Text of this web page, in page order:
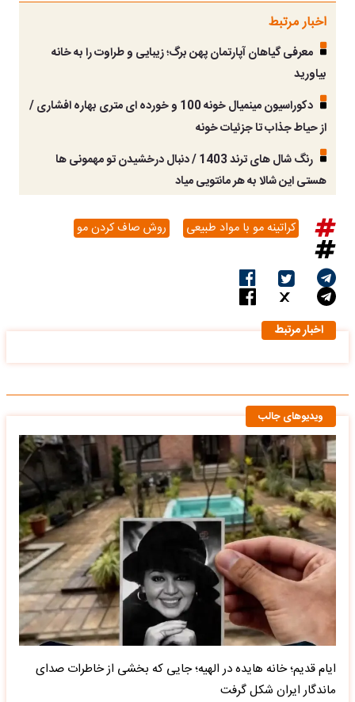
اخبار مرتبط
معرفی گیاهان آپارتمان پهن برگ؛ زیبایی و طراوت را به خانه
بیاورید
دکوراسیون مینمیال خونه 100 و خورده ای متری بهاره افشاری /
از حیاط جذاب تا جزئیات خونه
رنگ شال های ترند 1403 / دنبال درخشیدن تو مهمونی ها
هستی این شالا به هر مانتویی میاد
کراتینه مو با مواد طبیعی روش صاف کردن مو
اخبار مرتبط
ویدیوهای جالب
ایام قدیم؛ خانه هایده در الهیه؛ جایی که بخشی از خاطرات صدای
ماندگار ایران شکل گرفت